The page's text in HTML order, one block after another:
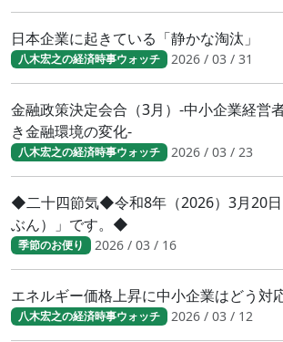
日本企業に起きている「静かな淘汰」
八木宏之の経済時事ウォッチ 2026 / 03 / 31
金融政策決定会合（3月）-中小企業経営
き金融環境の変化-
八木宏之の経済時事ウォッチ 2026 / 03 / 23
◆二十四節気◆令和8年（2026）3月20
ぶん）」です。◆
季節のお便り 2026 / 03 / 16
エネルギー価格上昇に中小企業はどう対
八木宏之の経済時事ウォッチ 2026 / 03 / 12